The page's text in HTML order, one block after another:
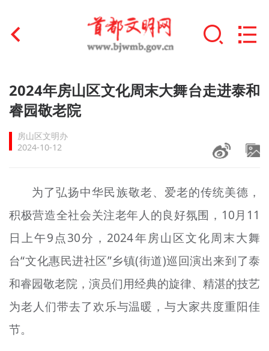
首页
文明创建
文明实践
未成年人思想道德建设
榜样人物
+
身边好人
文明评论
北京宣传文化引导基金
2024年房山区文化周末大舞台走进泰和
睿园敬老院
房山区文明办
2024-10-12
为了弘扬中华民族敬老、爱老的传统美德，
积极营造全社会关注老年人的良好氛围，10月11
日上午9点30分，2024年房山区文化周末大舞
台“文化惠民进社区”乡镇(街道)巡回演出来到了泰
和睿园敬老院，演员们用经典的旋律、精湛的技艺
为老人们带去了欢乐与温暖，与大家共度重阳佳
节。